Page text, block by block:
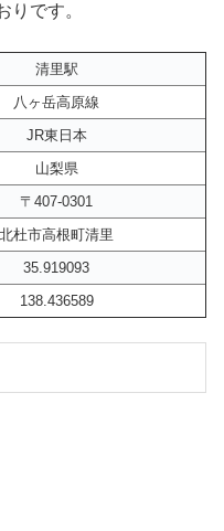
りです。
清里駅
八ヶ岳高原線
JR東日本
山梨県
〒407-0301
北杜市高根町清里
35.919093
138.436589